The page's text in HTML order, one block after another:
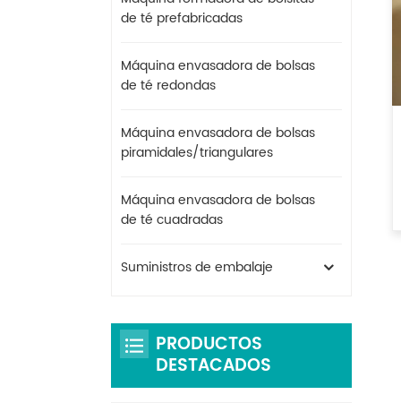
de té prefabricadas
Máquina envasadora de bolsas
de té redondas
Máquina envasadora de bolsas
piramidales/triangulares
Máquina envasadora de bolsas
de té cuadradas
Suministros de embalaje
PRODUCTOS
DESTACADOS